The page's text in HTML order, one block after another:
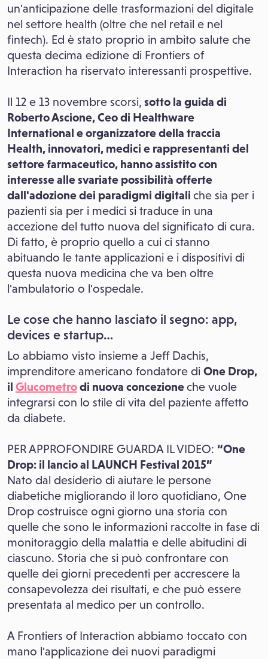
un'anticipazione delle trasformazioni del digitale
nel settore health (oltre che nel retail e nel
fintech). Ed è stato proprio in ambito salute che
questa decima edizione di Frontiers of
Interaction ha riservato interessanti prospettive.
Il 12 e 13 novembre scorsi, sotto la guida di
Roberto Ascione, Ceo di Healthware
International e organizzatore della traccia
Health, innovatori, medici e rappresentanti del
settore farmaceutico, hanno assistito con
interesse alle svariate possibilità offerte
dall'adozione dei paradigmi digitali che sia per i
pazienti sia per i medici si traduce in una
accezione del tutto nuova del significato di cura.
Di fatto, è proprio quello a cui ci stanno
abituando le tante applicazioni e i dispositivi di
questa nuova medicina che va ben oltre
l'ambulatorio o l'ospedale.
Le cose che hanno lasciato il segno: app,
devices e startup…
Lo abbiamo visto insieme a Jeff Dachis,
imprenditore americano fondatore di One Drop,
il Glucometrodi nuova concezioneche vuole
integrarsi con lo stile di vita del paziente affetto
da diabete.
PER APPROFONDIRE GUARDA IL VIDEO: “One
Drop: il lancio al LAUNCH Festival 2015”
Nato dal desiderio di aiutare le persone
diabetiche migliorando il loro quotidiano, One
Drop costruisce ogni giorno una storia con
quelle che sono le informazioni raccolte in fase di
monitoraggio della malattia e delle abitudini di
ciascuno. Storia che si può confrontare con
quelle dei giorni precedenti per accrescere la
consapevolezza dei risultati, e che può essere
presentata al medico per un controllo.
A Frontiers of Interaction abbiamo toccato con
mano l'applicazione dei nuovi paradigmi